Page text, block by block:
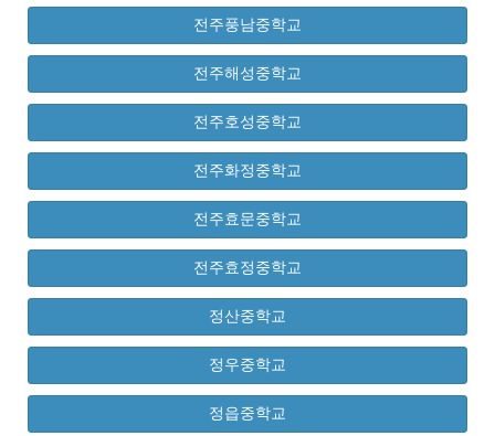
전주풍남중학교
전주해성중학교
전주호성중학교
전주화정중학교
전주효문중학교
전주효정중학교
정산중학교
정우중학교
정읍중학교